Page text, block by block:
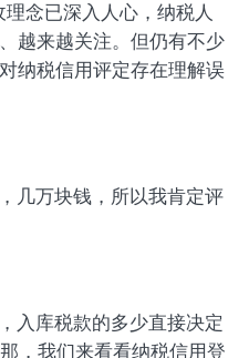
念已深入人心，纳税人
越来越关注。但仍有不少
纳税信用评定存在理解误
几万块钱，所以我肯定评
入库税款的多少直接决定
，我们来看看纳税信用登